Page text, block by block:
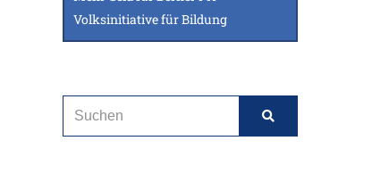
Volksinitiative für Bildung